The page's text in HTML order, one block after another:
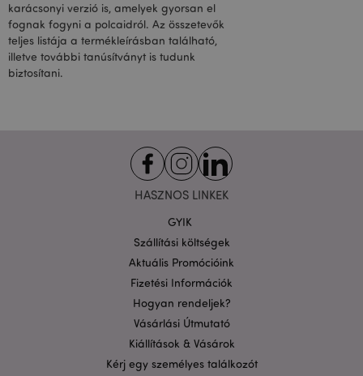
karácsonyi verzió is, amelyek gyorsan el
fognak fogyni a polcaidról. Az összetevők
teljes listája a termékleírásban található,
illetve további tanúsítványt is tudunk
biztosítani.
HASZNOS LINKEK
GYIK
Szállítási költségek
Aktuális Promócióink
Fizetési Információk
Hogyan rendeljek?
Vásárlási Útmutató
Kiállítások & Vásárok
Kérj egy személyes találkozót
product_data_storage